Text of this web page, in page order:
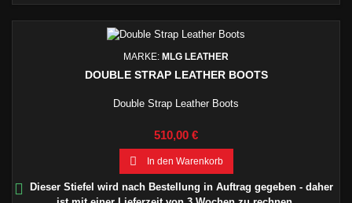
MARKE: MLG LEATHER
DOUBLE STRAP LEATHER BOOTS
Double Strap Leather Boots
Preis
510,00 €
 In den Warenkorb

Dieser Stiefel wird nach Bestellung in Auftrag gegeben - daher